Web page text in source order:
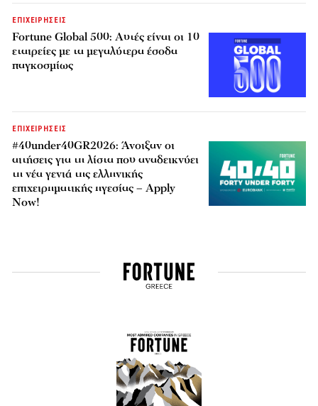
ΕΠΙΧΕΙΡΗΣΕΙΣ
Fortune Global 500: Αυτές είναι οι 10
εταιρείες με τα μεγαλύτερα έσοδα
παγκοσμίως
ΕΠΙΧΕΙΡΗΣΕΙΣ
#40under40GR2026: Άνοιξαν οι
αιτήσεις για τη λίστα που αναδεικνύει
τη νέα γενιά της ελληνικής
επιχειρηματικής ηγεσίας – Apply
Now!